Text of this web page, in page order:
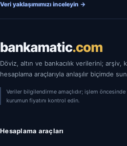
Veri yaklaşımımızı inceleyin →
bankamatic.com
Döviz, altın ve bankacılık verilerini; arşiv,
hesaplama araçlarıyla anlaşılır biçimde
Veriler bilgilendirme amaçlıdır; işlem öncesinde
kurumun fiyatını kontrol edin.
Hesaplama araçları